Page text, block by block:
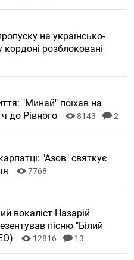
на українсько-
розблоковані
"Минай" поїхав на
до Рівного
8143 2
"Азов" святкує
7768
вокаліст Назарій
пісню "Білий
12816 13